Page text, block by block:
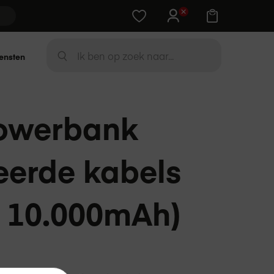
Training cadeau bij Apple-device
ZOEK Zoek
kabels